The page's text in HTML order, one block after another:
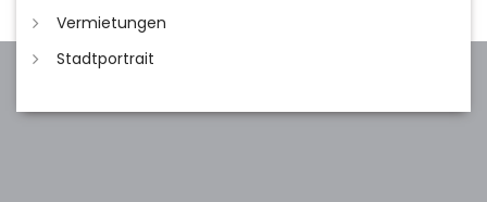
Vermietungen
Stadtportrait